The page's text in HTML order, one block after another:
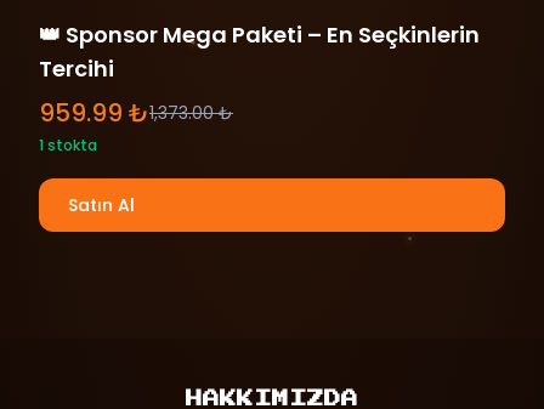
👑 Sponsor Mega Paketi – En Seçkinlerin
Tercihi
959.99 ₺1,373.00 ₺
1 stokta
Satın Al
HAKKIMIZDA